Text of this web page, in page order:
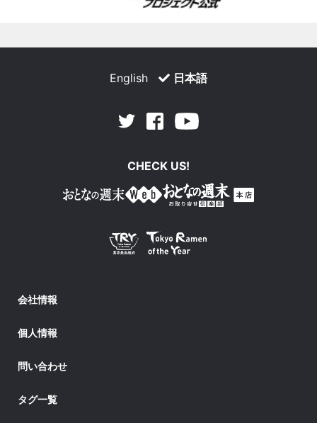
English 日本語
Twitter Facebook
CHECK US!
会社情報
個人情報
問い合わせ
タグ一覧